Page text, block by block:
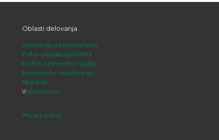
Oblasti delovanja
Delovanje u katastrofama
Psiho-socijalna podrška
Rodno zasnovano nasilje
Ekonomsko osnaživanje
Migracije
Volonterizam
Privacy policy